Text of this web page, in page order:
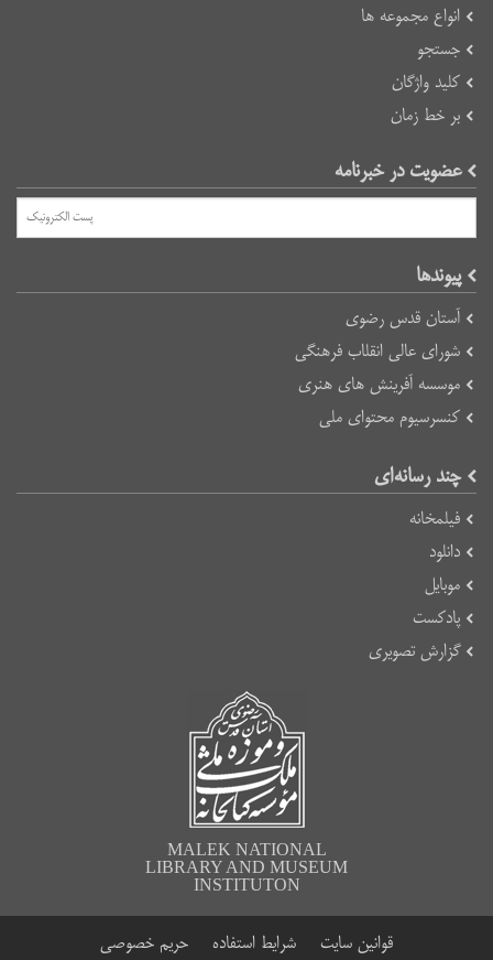
انواع مجموعه ها
جستجو
کلید واژگان
بر خط زمان
عضویت در خبرنامه
پیوند‌ها
آستان قدس رضوی
شورای عالی انقلاب فرهنگی
موسسه آفرینش های هنری
کنسرسیوم محتوای ملی
چند رسانه‌ای
فیلمخانه
دانلود
موبایل
پادکست
گزارش تصویری
MALEK NATIONAL
LIBRARY AND MUSEUM
INSTITUTON
قوانین سایت شرایط استفاده حریم خصوصی